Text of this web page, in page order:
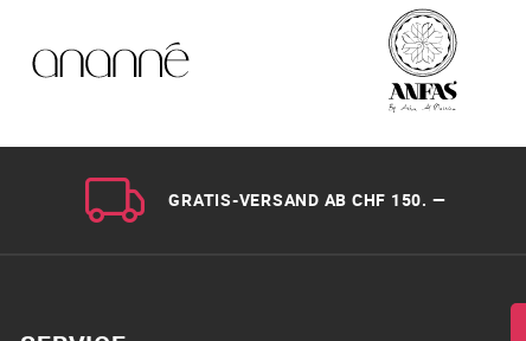
GRATIS-VERSAND AB CHF 150. —